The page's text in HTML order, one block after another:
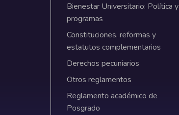
Bienestar Universitario: Política y
programas
Constituciones, reformas y
estatutos complementarios
Derechos pecuniarios
Otros reglamentos
Reglamento académico de
Posgrado